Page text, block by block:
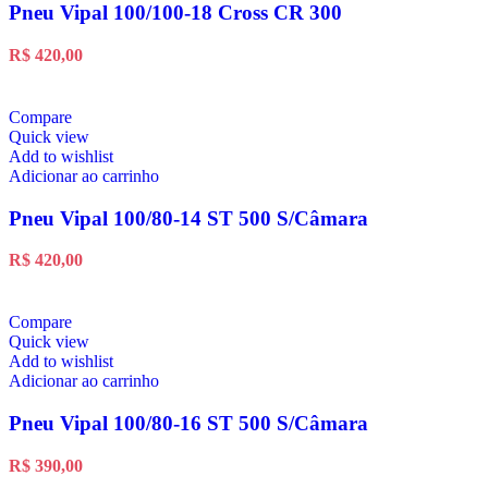
Pneu Vipal 100/100-18 Cross CR 300
R$ 420,00
Compare
Quick view
Add to wishlist
Adicionar ao carrinho
Pneu Vipal 100/80-14 ST 500 S/Câmara
R$ 420,00
Compare
Quick view
Add to wishlist
Adicionar ao carrinho
Pneu Vipal 100/80-16 ST 500 S/Câmara
R$ 390,00